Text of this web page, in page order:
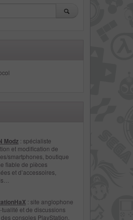
Modz: spécialiste
et modification de
smartphones, boutique
fiable de pièces
et d’accessoires,
: site anglophone
tualité et de discussions
consoles PlayStation.